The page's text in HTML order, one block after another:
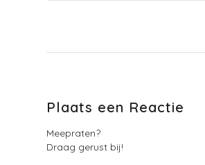
Plaats een Reactie
Meepraten?
Draag gerust bij!